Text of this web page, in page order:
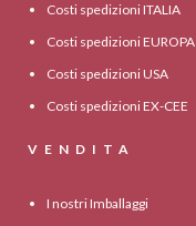
Costi spedizioni ITALIA
Costi spedizioni EUROPA
Costi spedizioni USA
Costi spedizioni EX-CEE
VENDITA
I nostri Imballaggi